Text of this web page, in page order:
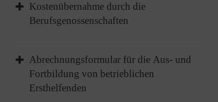
Kostenübernahme durch die
Berufsgenossenschaften
Die Kosten für die Aus- und Fortbildung
betrieblicher Ersthelfer werden im Regelfall
durch die für Ihr Unternehmen bzw. Ihre
Einrichtung zuständige Berufsgenossenschaft
Abrechnungsformular für die Aus- und
Fortbildung von betrieblichen
Ersthelfenden